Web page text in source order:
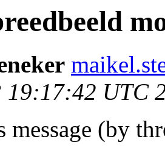
19:17:42 UTC
message (by